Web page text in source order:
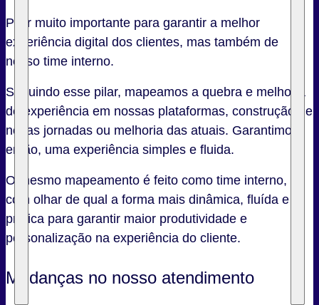
Pilar muito importante para garantir a melhor
experiência digital dos clientes, mas também de
nosso time interno.
Seguindo esse pilar, mapeamos a quebra e melhoria
de experiência em nossas plataformas, construção de
novas jornadas ou melhoria das atuais. Garantimos,
então, uma experiência simples e fluida.
O mesmo mapeamento é feito como time interno,
com olhar de qual a forma mais dinâmica, fluída e
prática para garantir maior produtividade e
personalização na experiência do cliente.
Mudanças no nosso atendimento